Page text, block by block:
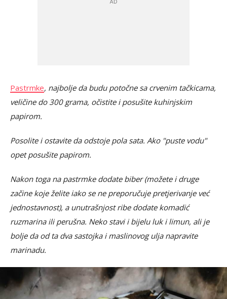
Pastrmke, najbolje da budu potočne sa crvenim tačkicama,
veličine do 300 grama, očistite i posušite kuhinjskim
papirom.
Posolite i ostavite da odstoje pola sata. Ako "puste vodu"
opet posušite papirom.
Nakon toga na pastrmke dodate biber (možete i druge
začine koje želite iako se ne preporučuje pretjerivanje već
jednostavnost), a unutrašnjost ribe dodate komadić
ruzmarina ili perušna. Neko stavi i bijelu luk i limun, ali je
bolje da od ta dva sastojka i maslinovog ulja napravite
marinadu.